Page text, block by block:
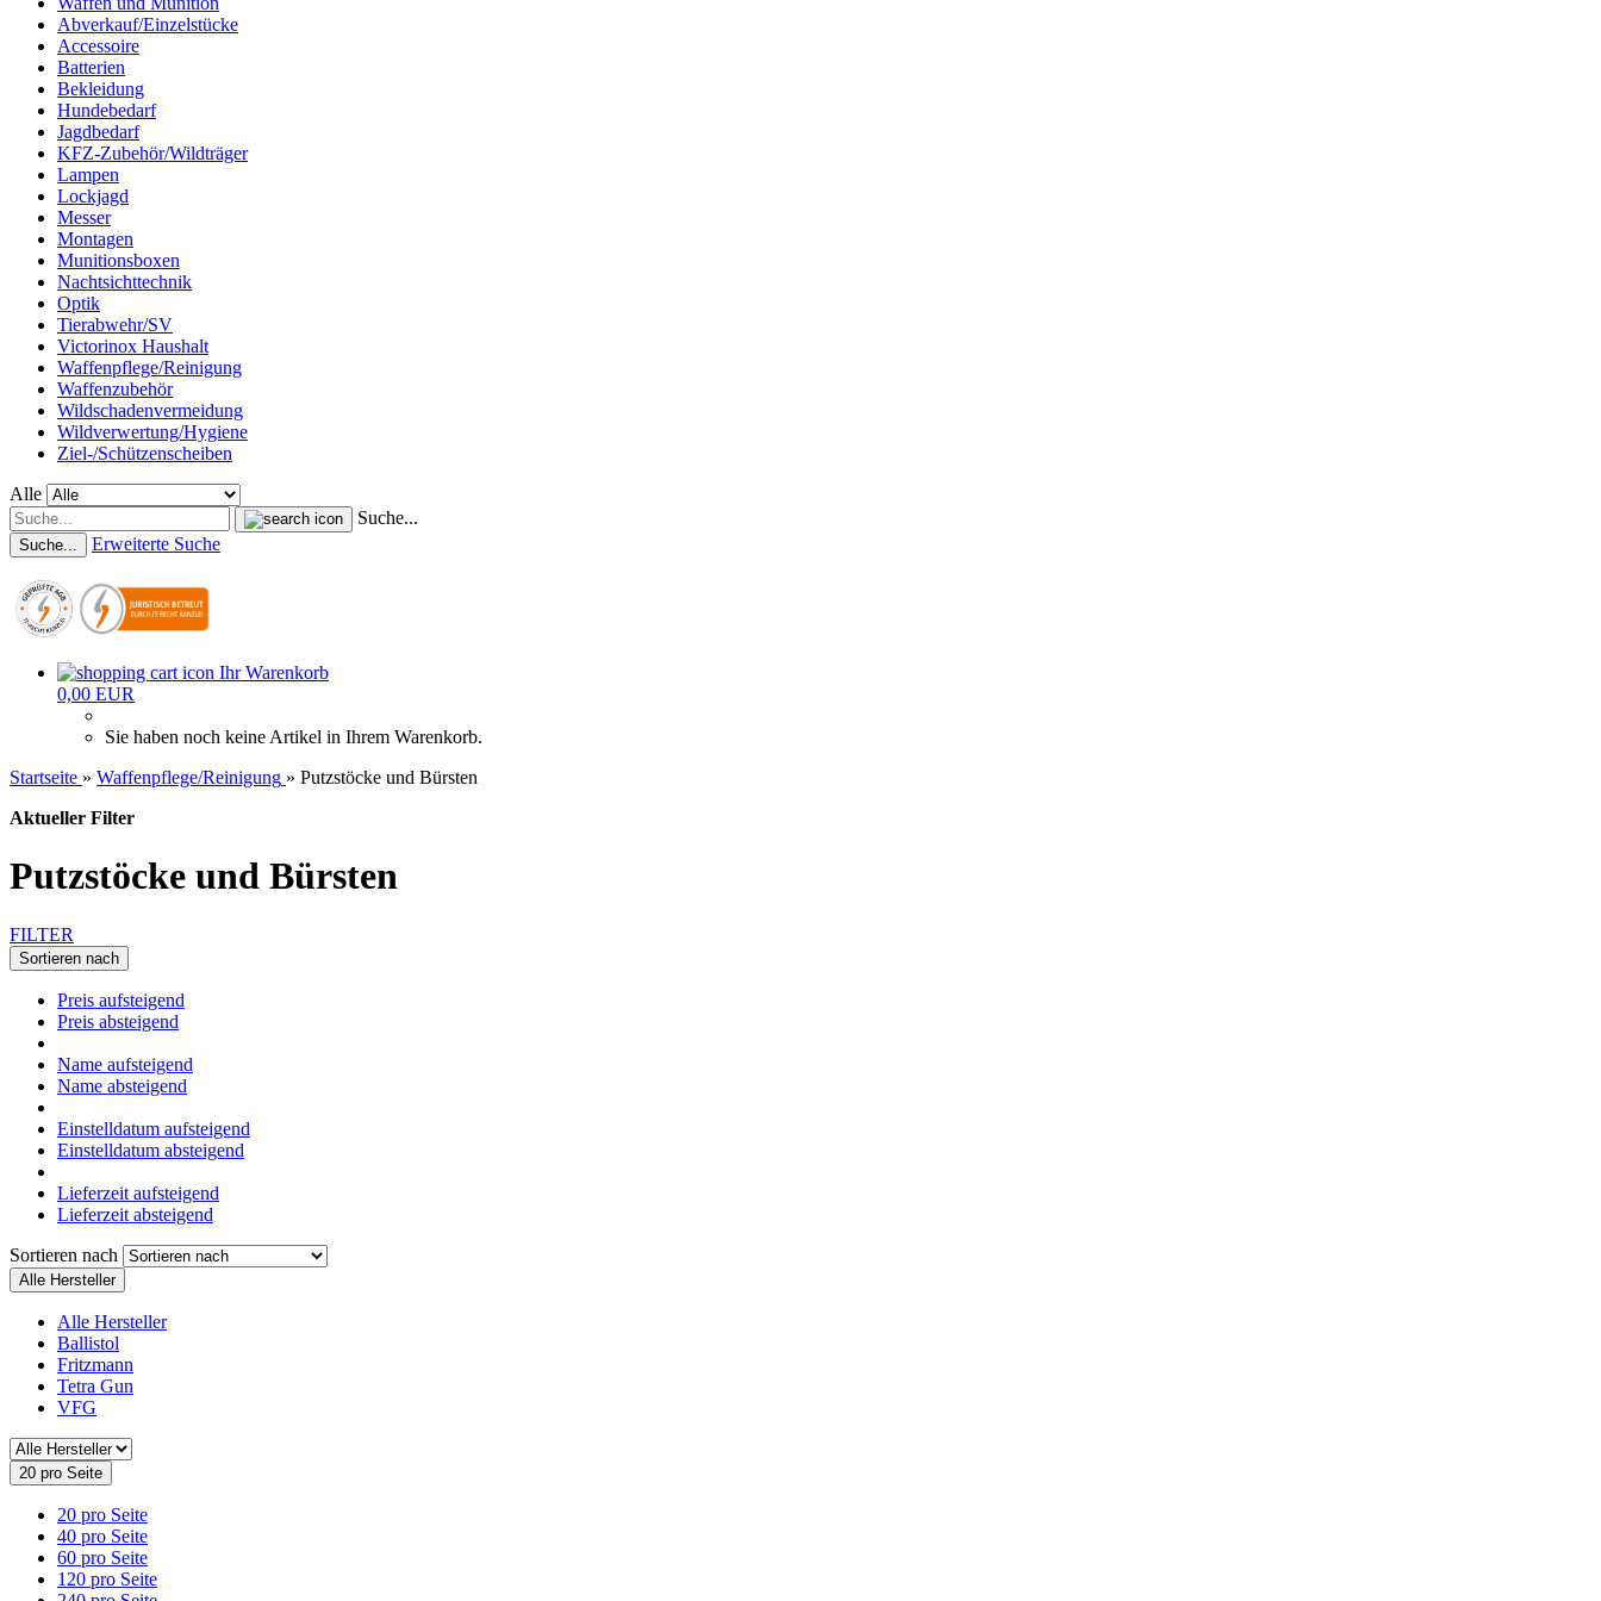
Abverkauf/Einzelstücke
Accessoire
Batterien
Bekleidung
Hundebedarf
Jagdbedarf
KFZ-Zubehör/Wildträger
Lampen
Lockjagd
Messer
Montagen
Munitionsboxen
Nachtsichttechnik
Optik
Tierabwehr/SV
Victorinox Haushalt
Waffenpflege/Reinigung
Waffenzubehör
Wildschadenvermeidung
Wildverwertung/Hygiene
Ziel-/Schützenscheiben
Alle
Suche...
Suche... Erweiterte Suche
Ihr Warenkorb
0,00 EUR
Sie haben noch keine Artikel in Ihrem Warenkorb.
Startseite » Waffenpflege/Reinigung » Putzstöcke und Bürsten
Aktueller Filter
Putzstöcke und Bürsten
FILTER
Sortieren nach
Preis aufsteigend
Preis absteigend
Name aufsteigend
Name absteigend
Einstelldatum aufsteigend
Einstelldatum absteigend
Lieferzeit aufsteigend
Lieferzeit absteigend
Sortieren nach
Alle Hersteller
Alle Hersteller
Ballistol
Fritzmann
Tetra Gun
VFG
20 pro Seite
20 pro Seite
40 pro Seite
60 pro Seite
120 pro Seite